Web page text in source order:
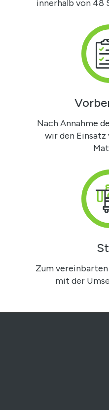
innerhalb von 48
Nach Annahme
wir den Einsatz
Zum
mit der